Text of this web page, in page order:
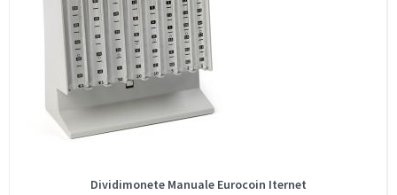
Dividimonete Manuale Eurocoin Iternet